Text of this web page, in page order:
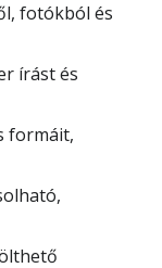
fotókból és
írást és
formáit,